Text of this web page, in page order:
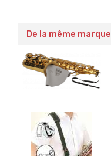
De la même marque